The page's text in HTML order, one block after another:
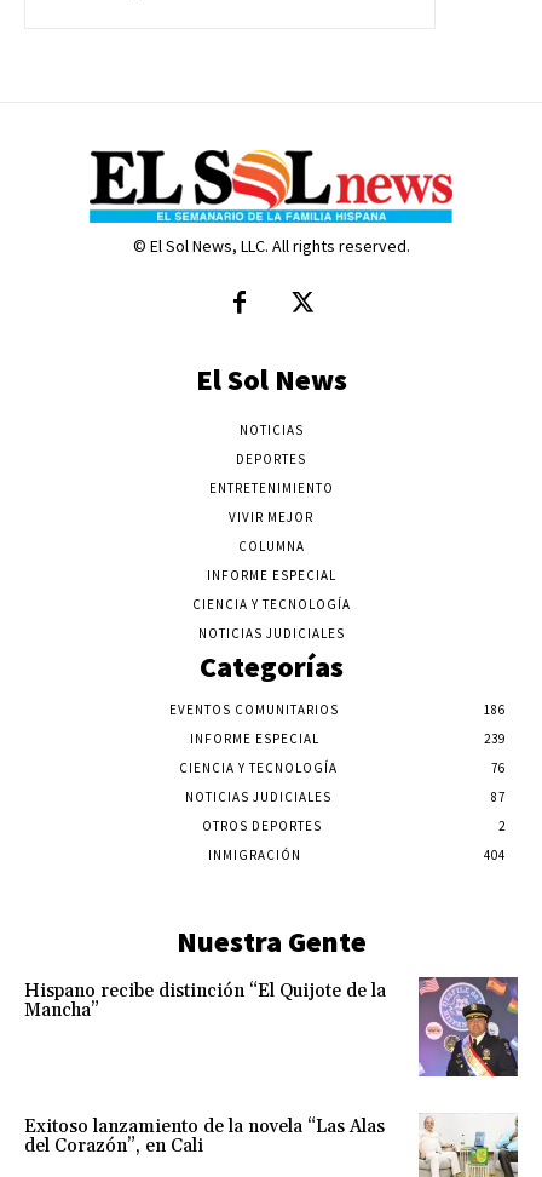
© El Sol News, LLC. All rights reserved.
El Sol News
NOTICIAS
DEPORTES
ENTRETENIMIENTO
VIVIR MEJOR
COLUMNA
INFORME ESPECIAL
CIENCIA Y TECNOLOGÍA
NOTICIAS JUDICIALES
Categorías
EVENTOS COMUNITARIOS
186
INFORME ESPECIAL
239
CIENCIA Y TECNOLOGÍA
76
NOTICIAS JUDICIALES
87
OTROS DEPORTES
2
INMIGRACIÓN
404
Nuestra Gente
Hispano recibe distinción “El Quijote de la
Mancha”
Exitoso lanzamiento de la novela “Las Alas
del Corazón”, en Cali